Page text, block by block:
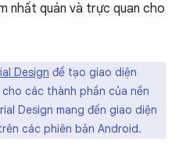
nhất quán và trực quan cho
Design để tạo giao diện
các thành phần của nền
Design mang đến giao diện
các phiên bản Android.